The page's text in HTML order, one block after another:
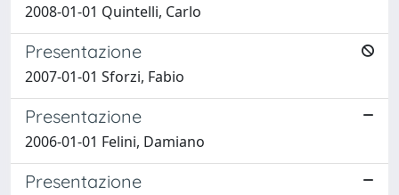
2008-01-01 Quintelli, Carlo
Presentazione
2007-01-01 Sforzi, Fabio
Presentazione
2006-01-01 Felini, Damiano
Presentazione